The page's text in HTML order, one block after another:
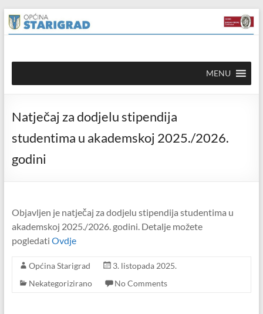
content
Skip
to
content
Općina
Starigrad
mrežna
stranica
MENU
Natječaj za dodjelu stipendija
studentima u akademskoj 2025./2026.
godini
Objavljen je natječaj za dodjelu stipendija studentima u
akademskoj 2025./2026. godini. Detalje možete
pogledati Ovdje
Općina Starigrad
3. listopada 2025.
Nekategorizirano
No Comments